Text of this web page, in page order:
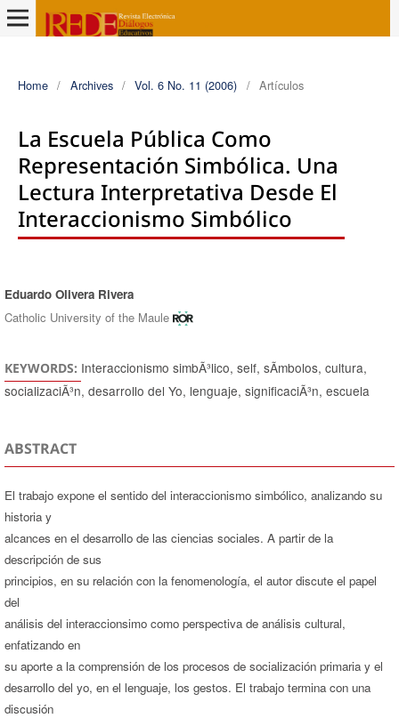
Home / Archives / Vol. 6 No. 11 (2006) / Artículos
La Escuela Pública Como
Representación Simbólica. Una
Lectura Interpretativa Desde El
Interaccionismo Simbólico
Authors
Eduardo Olivera Rivera
Catholic University of the Maule
KEYWORDS: Interaccionismo simbÃ³lico, self, sÃ­mbolos, cultura,
socializaciÃ³n, desarrollo del Yo, lenguaje, significaciÃ³n, escuela
ABSTRACT
El trabajo expone el sentido del interaccionismo simbólico, analizando su
historia y
alcances en el desarrollo de las ciencias sociales. A partir de la
descripción de sus
principios, en su relación con la fenomenología, el autor discute el papel
del
análisis del interaccionsimo como perspectiva de análisis cultural,
enfatizando en
su aporte a la comprensión de los procesos de socialización primaria y el
desarrollo del yo, en el lenguaje, los gestos. El trabajo termina con una
discusión